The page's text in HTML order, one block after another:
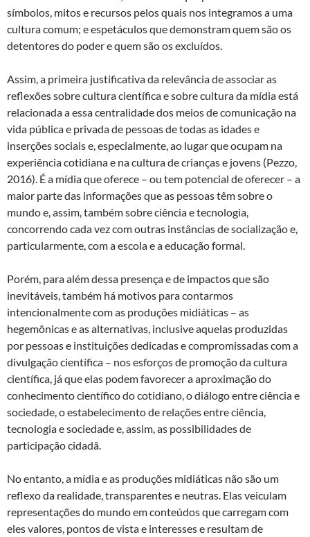
símbolos, mitos e recursos pelos quais nos integramos a uma
cultura comum; e espetáculos que demonstram quem são os
detentores do poder e quem são os excluídos.
Assim, a primeira justificativa da relevância de associar as
reflexões sobre cultura científica e sobre cultura da mídia está
relacionada a essa centralidade dos meios de comunicação na
vida pública e privada de pessoas de todas as idades e
inserções sociais e, especialmente, ao lugar que ocupam na
experiência cotidiana e na cultura de crianças e jovens (Pezzo,
2016). É a mídia que oferece – ou tem potencial de oferecer – a
maior parte das informações que as pessoas têm sobre o
mundo e, assim, também sobre ciência e tecnologia,
concorrendo cada vez com outras instâncias de socialização e,
particularmente, com a escola e a educação formal.
Porém, para além dessa presença e de impactos que são
inevitáveis, também há motivos para contarmos
intencionalmente com as produções midiáticas – as
hegemônicas e as alternativas, inclusive aquelas produzidas
por pessoas e instituições dedicadas e compromissadas com a
divulgação científica – nos esforços de promoção da cultura
científica, já que elas podem favorecer a aproximação do
conhecimento científico do cotidiano, o diálogo entre ciência e
sociedade, o estabelecimento de relações entre ciência,
tecnologia e sociedade e, assim, as possibilidades de
participação cidadã.
No entanto, a mídia e as produções midiáticas não são um
reflexo da realidade, transparentes e neutras. Elas veiculam
representações do mundo em conteúdos que carregam com
eles valores, pontos de vista e interesses e resultam de